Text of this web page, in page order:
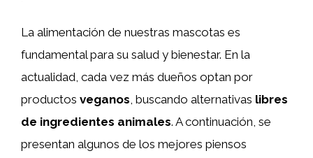
La alimentación de nuestras mascotas es
fundamental para su salud y bienestar. En la
actualidad, cada vez más dueños optan por
productos veganos, buscando alternativas libres
de ingredientes animales. A continuación, se
presentan algunos de los mejores piensos